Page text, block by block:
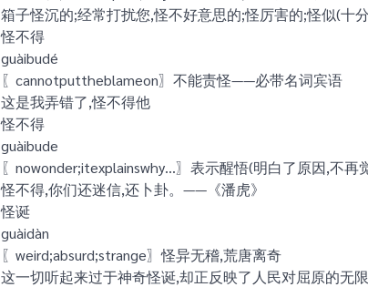
箱子怪沉的;经常打扰您,怪不好意思的;怪厉害的;怪似(十
怪不得
guàibudé
〖cannotputtheblameon〗不能责怪——必带名词宾语
这是我弄错了,怪不得他
怪不得
guàibude
〖nowonder;itexplainswhy…〗表示醒悟(明白了原因,不
怪不得,你们还迷信,还卜卦。——《潘虎》
怪诞
guàidàn
〖weird;absurd;strange〗怪异无稽,荒唐离奇
这一切听起来过于神奇怪诞,却正反映了人民对屈原的无